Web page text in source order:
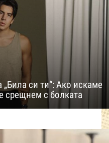
си ти“: Ако искаме
срещнем с болката